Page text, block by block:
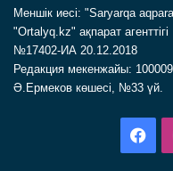
Меншік иесі: "Saryarqa
"Ortalyq.kz" ақпарат агенттігі
№17402-ИА 20.12.2018
Редакция мекенжайы:
Ә.Ермеков көшесі, №33 үй.